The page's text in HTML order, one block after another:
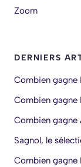
Zoom
DERNIERS
Combien gagne
Combien gagne
Combien gagne
Sagnol, le
Combien gagne